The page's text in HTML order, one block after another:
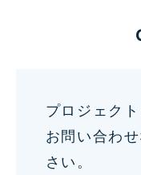
プロジェク
お問い合わ
さい。